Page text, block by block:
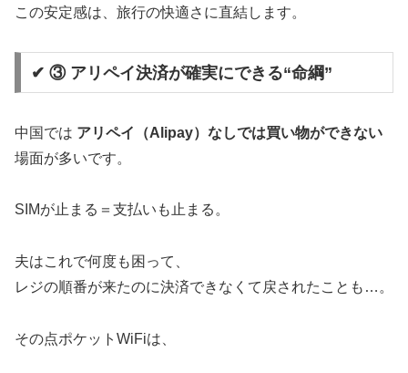
この安定感は、旅行の快適さに直結します。
✔ ③ アリペイ決済が確実にできる“命綱”
中国では アリペイ（Alipay）なしでは買い物ができない
場面が多いです。
SIMが止まる＝支払いも止まる。
夫はこれで何度も困って、
レジの順番が来たのに決済できなくて戻されたことも…。
その点ポケットWiFiは、